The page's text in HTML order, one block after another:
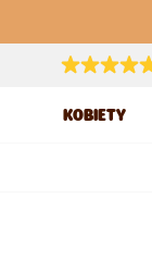
KOBIETY